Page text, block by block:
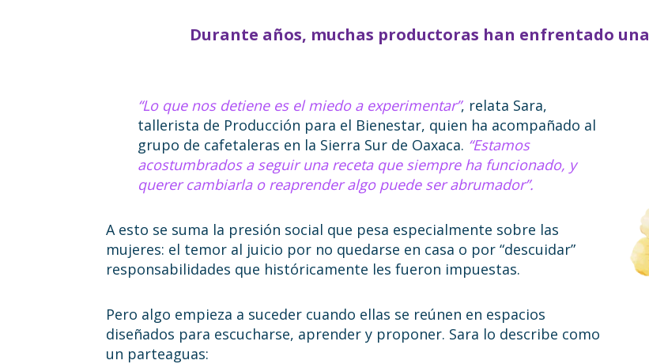
Durante años, muchas productoras han enfrentado
“Lo que nos detiene es el miedo a experimentar”, relata Sara,
tallerista de Producción para el Bienestar, quien ha acompañado al
grupo de cafetaleras en la Sierra Sur de Oaxaca. “Estamos
acostumbrados a seguir una receta que siempre ha funcionado, y
querer cambiarla o reaprender algo puede ser abrumador”.
A esto se suma la presión social que pesa especialmente sobre las
mujeres: el temor al juicio por no quedarse en casa o por “descuidar”
responsabilidades que históricamente les fueron impuestas.
Pero algo empieza a suceder cuando ellas se reúnen en espacios
diseñados para escucharse, aprender y proponer. Sara lo describe como
un parteaguas: